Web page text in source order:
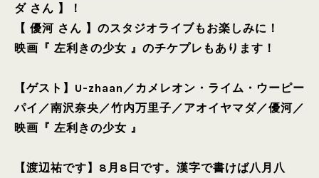
ダ さん 】！
【 優河 さん 】のスタジオライブもお楽しみに！
映画『 左利きの少女 』のチケプレもあります！
【ゲスト】 U-zhaan ／カメレオン・ライム・ウーピー
パイ ／南沢奈央／竹内万里子／アオイヤマダ／優河／
映画『 左利きの少女 』
【渡辺祐です】8月8日です。漢字で書けば八月八